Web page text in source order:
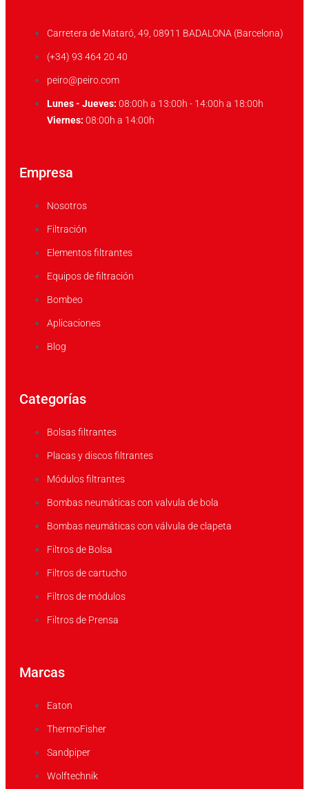
Carretera de Mataró, 49, 08911 BADALONA (Barcelona)
(+34) 93 464 20 40
peiro@peiro.com
Lunes - Jueves: 08:00h a 13:00h - 14:00h a 18:00h
Viernes: 08:00h a 14:00h
Empresa
Nosotros
Filtración
Elementos filtrantes
Equipos de filtración
Bombeo
Aplicaciones
Blog
Categorías
Bolsas filtrantes
Placas y discos filtrantes
Módulos filtrantes
Bombas neumáticas con valvula de bola
Bombas neumáticas con válvula de clapeta
Filtros de Bolsa
Filtros de cartucho
Filtros de módulos
Filtros de Prensa
Marcas
Eaton
ThermoFisher
Sandpiper
Wolftechnik